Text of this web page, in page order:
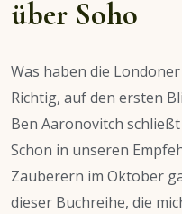
über Soho
Was haben die
Richtig, auf den ersten
Ben Aaronovitch
Schon in unseren
Zauberern im Oktober
dieser Buchreihe, die